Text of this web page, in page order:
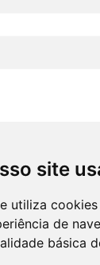
site
utiliza
de
básica